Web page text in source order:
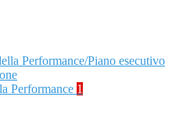
Performance/Piano esecutivo
Performance 1